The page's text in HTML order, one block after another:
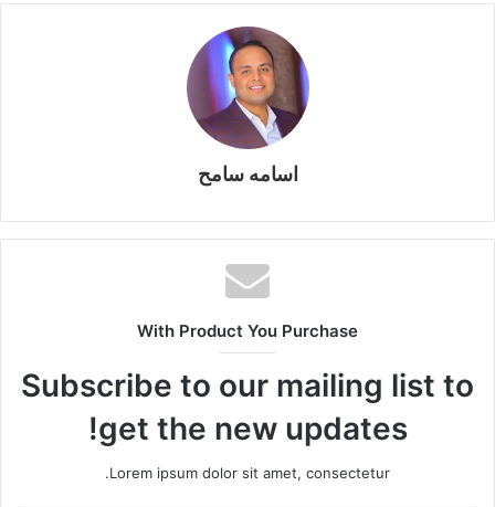
b
A
e
n
g
er
Li
n
k
a
m
e
اسامه سامح
With Product You Purchase
Subscribe to our mailing list to
get the new updates!
Lorem ipsum dolor sit amet, consectetur.